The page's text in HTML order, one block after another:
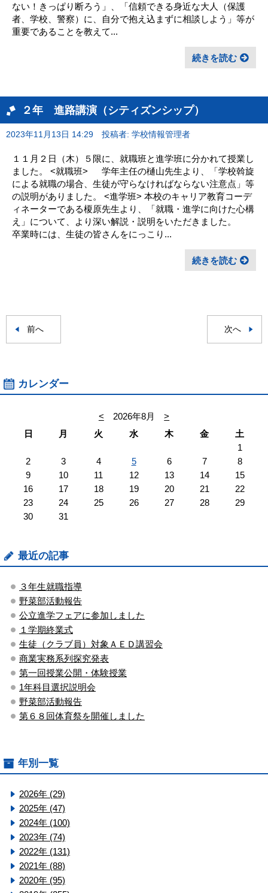
ない！きっぱり断ろう」、「信頼できる身近な大人（保護
者、学校、警察）に、自分で抱え込まずに相談しよう」等が
重要であることを教えて...
続きを読む
２年 進路講演（シティズンシップ）
2023年11月13日 14:29 投稿者: 学校情報管理者
１１月２日（木）５限に、就職班と進学班に分かれて授業し
ました。 <就職班> 学年主任の樋山先生より、「学校斡旋
による就職の場合、生徒が守らなければならない注意点」等
の説明がありました。 <進学班> 本校のキャリア教育コーデ
ィネーターである榎原先生より、「就職・進学に向けた心構
え」について、より深い解説・説明をいただきました。
卒業時には、生徒の皆さんをにっこり...
続きを読む
前へ 次へ
カレンダー
< 2026年8月
>
日
月 火 水 木 金
土
1
2
3 4 5 6 7
8
9
10 11 12 13 14
15
16
17 18 19 20 21
22
23
24 25 26 27 28
29
30
31
最近の記事
３年生就職指導
野菜部活動報告
公立進学フェアに参加しました
１学期終業式
生徒（クラブ員）対象ＡＥＤ講習会
商業実務系列探究発表
第一回授業公開・体験授業
1年科目選択説明会
野菜部活動報告
第６８回体育祭を開催しました
年別一覧
2026年 (29)
2025年 (47)
2024年 (100)
2023年 (74)
2022年 (131)
2021年 (88)
2020年 (95)